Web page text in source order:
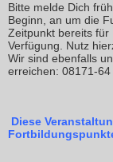
Bitte melde Dich
Beginn, an um die
Zeitpunkt bereits
Verfügung. Nutz
Wir sind ebenfalls
erreichen: 08171-64
Diese